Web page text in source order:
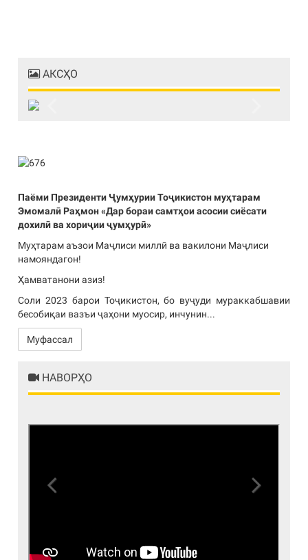
АКСҲО
Паёми Президенти Ҷумҳурии Тоҷикистон муҳтарам
Эмомалӣ Раҳмон «Дар бораи самтҳои асосии сиёсати
дохилӣ ва хориҷии ҷумҳурӣ»
Муҳтарам аъзои Маҷлиси миллӣ ва вакилони Маҷлиси
намояндагон!
Ҳамватанони азиз!
Соли 2023 барои Тоҷикистон, бо вуҷуди мураккабшавии
бесобиқаи вазъи ҷаҳони муосир, инчунин...
Муфассал
НАВОРҲО